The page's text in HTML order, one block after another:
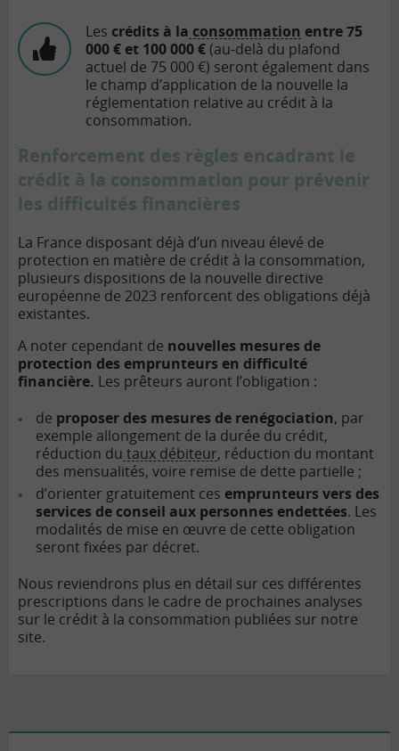
Les crédits à la consommation entre 75
000 € et 100 000 €(au-delà du plafond
actuel de 75 000 €) seront également dans
le champ d’application de la nouvelle la
réglementation relative au crédit à la
consommation.
Renforcement des règles encadrant le
crédit à la consommation pour prévenir
les difficultés financières
La France disposant déjà d’un niveau élevé de
protection en matière de crédit à la consommation,
plusieurs dispositions de la nouvelle directive
européenne de 2023 renforcent des obligations déjà
existantes.
A noter cependant de nouvelles mesures de
protection des emprunteurs en difficulté
financière. Les prêteurs auront l’obligation :
de proposer des mesures de renégociation, par
exemple allongement de la durée du crédit,
réduction du taux débiteur, réduction du montant
des mensualités, voire remise de dette partielle ;
d’orienter gratuitement ces emprunteurs vers des
services de conseil aux personnes endettées. Les
modalités de mise en œuvre de cette obligation
seront fixées par décret.
Nous reviendrons plus en détail sur ces différentes
prescriptions dans le cadre de prochaines analyses
sur le crédit à la consommation publiées sur notre
site.